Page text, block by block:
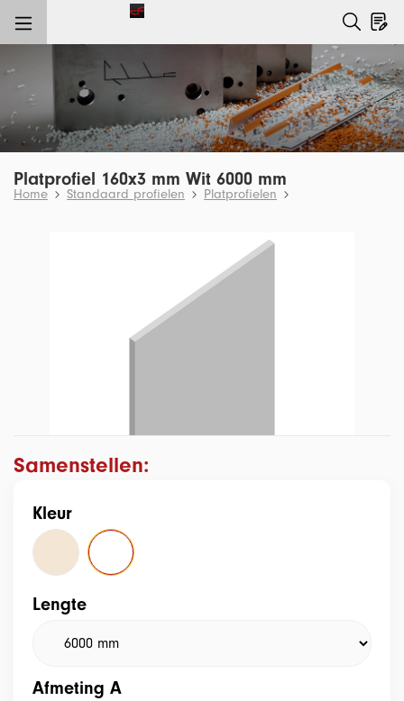
Platprofiel 160x3 mm Wit 6000 mm
Home Standaard profielen Platprofielen
Samenstellen:
Kleur
Lengte
Afmeting A